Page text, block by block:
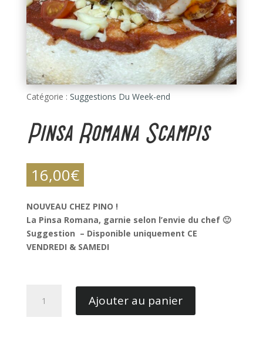
Catégorie : Suggestions Du Week-end
Pinsa Romana Scampis
16,00€
NOUVEAU CHEZ PINO !
La Pinsa Romana, garnie selon l’envie du chef 🙂
Suggestion – Disponible uniquement CE
VENDREDI & SAMEDI
Ajouter au panier